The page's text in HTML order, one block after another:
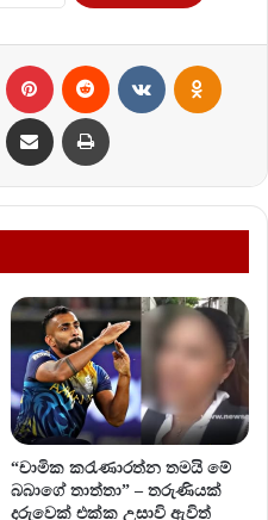
“චාමික කරැණාරත්න තමයි මේ
බබාගේ තාත්තා” – තරුණියක්
දරුවෙක් එක්ක උසාවි ඇවිත්